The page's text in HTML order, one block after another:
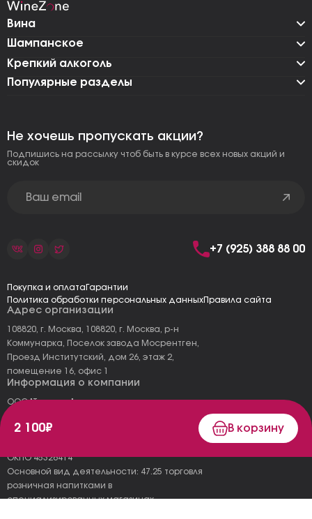
2 100₽ В корзину
Вина
Шампанское
Крепкий алкоголь
Популярные разделы
Адрес организации
108820, г. Москва, 108820, г. Москва, р-н
Коммунарка, Поселок завода Мосрентген,
Проезд Институтский, дом 26, этаж 2,
помещение 16, офис 1
Информация о компании
ООО "Тоскана"
КПП: 775101001
ОКПО 45326414
Основной вид деятельности: 47.25 торговля
розничная напитками в
специализированных магазинах
Не хочешь пропускать акции?
Подпишись на рассылку чтоб быть в курсе всех новых акций и
скидок
+7 (925) 388 88 00
Покупка и оплата Гарантии
Политика обработки персональных данныхПравила сайта